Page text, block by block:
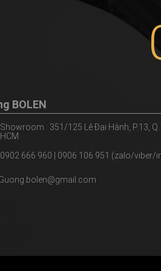
BOLEN
Showroom : 351/125 Lê Đại Hành, P.13,
HCM
0902 666 960 | 0906 106 951 (zalo/viber/